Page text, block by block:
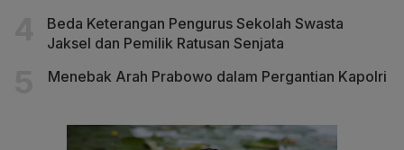
Beda Keterangan Pengurus Sekolah Swasta
Jaksel dan Pemilik Ratusan Senjata
Menebak Arah Prabowo dalam Pergantian Kapolri